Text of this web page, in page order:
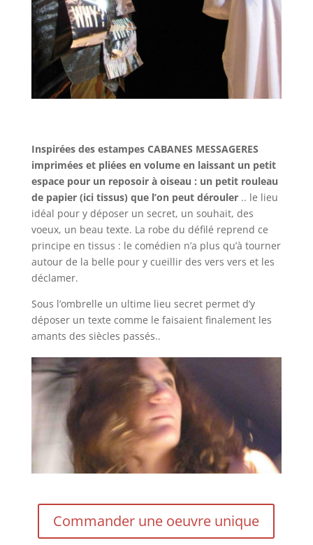
Inspirées des estampes CABANES MESSAGERES
imprimées et pliées en volume en laissant un petit
espace pour un reposoir à oiseau : un petit rouleau
de papier (ici tissus) que l’on peut dérouler.. le lieu
idéal pour y déposer un secret, un souhait, des
voeux, un beau texte. La robe du défilé reprend ce
principe en tissus : le comédien n’a plus qu’à tourner
autour de la belle pour y cueillir des vers vers et les
déclamer.
Sous l’ombrelle un ultime lieu secret permet d’y
déposer un texte comme le faisaient finalement les
amants des siècles passés..
Commander une oeuvre unique